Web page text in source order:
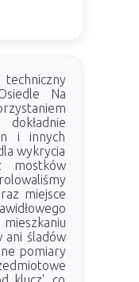
Na
i innych
wykrycia
mostków
miejsce
ani śladów
pomiary